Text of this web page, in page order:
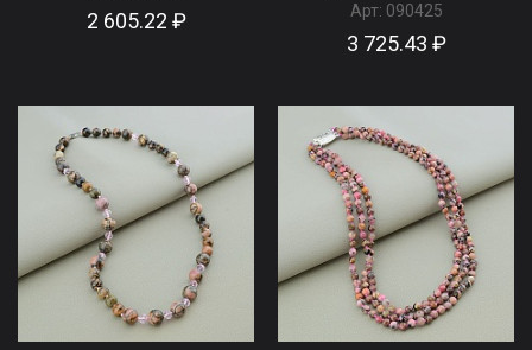
2 605.22 ₽ Арт: 090425
3 725.43 ₽